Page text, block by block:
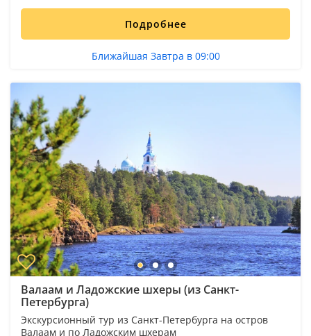
Подробнее
Ближайшая Завтра в 09:00
Валаам и Ладожские шхеры (из Санкт-
Петербурга)
Экскурсионный тур из Санкт-Петербурга на остров
Валаам и по Ладожским шхерам